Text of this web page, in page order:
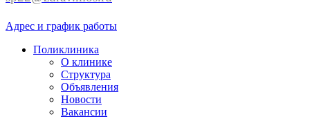
Адрес и график работы
Поликлиника
О клинике
Структура
Объявления
Новости
Вакансии